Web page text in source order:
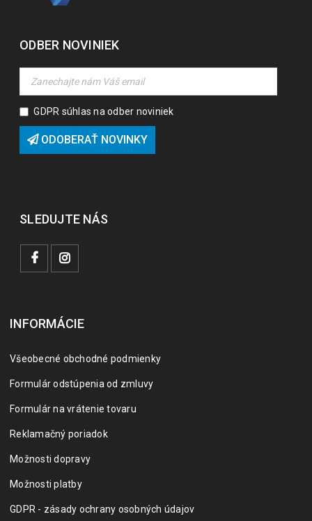
ODBER NOVINIEK
GDPR súhlas na odber noviniek
ODOBERAŤ NOVINKY
SLEDUJTE NÁS
INFORMÁCIE
Všeobecné obchodné podmienky
Formulár odstúpenia od zmluvy
Formulár na vrátenie tovaru
Reklamačný poriadok
Možnosti dopravy
Možnosti platby
GDPR - zásady ochrany osobných údajov